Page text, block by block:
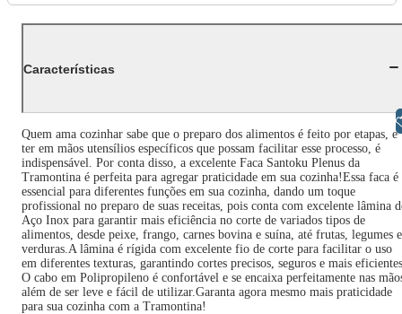
Características
Quem ama cozinhar sabe que o preparo dos alimentos é feito por etapas, e
ter em mãos utensílios específicos que possam facilitar esse processo, é
indispensável. Por conta disso, a excelente Faca Santoku Plenus da
Tramontina é perfeita para agregar praticidade em sua cozinha!Essa faca é
essencial para diferentes funções em sua cozinha, dando um toque
profissional no preparo de suas receitas, pois conta com excelente lâmina
Aço Inox para garantir mais eficiência no corte de variados tipos de
alimentos, desde peixe, frango, carnes bovina e suína, até frutas, legumes e
verduras.A lâmina é rígida com excelente fio de corte para facilitar o uso
em diferentes texturas, garantindo cortes precisos, seguros e mais
O cabo em Polipropileno é confortável e se encaixa perfeitamente nas
além de ser leve e fácil de utilizar.Garanta agora mesmo mais praticidade
para sua cozinha com a Tramontina!